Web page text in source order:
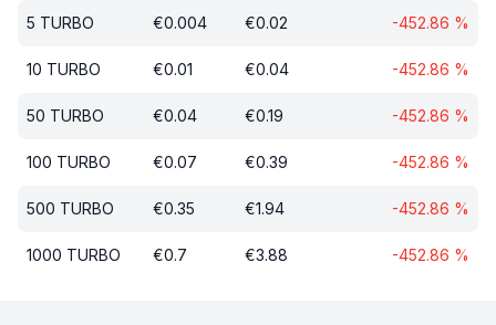
5 TURBO €0.004 €0.02 -452.86 %
10 TURBO €0.01 €0.04 -452.86 %
50 TURBO €0.04 €0.19 -452.86 %
100 TURBO €0.07 €0.39 -452.86 %
500 TURBO €0.35 €1.94 -452.86 %
1000 TURBO €0.7 €3.88 -452.86 %